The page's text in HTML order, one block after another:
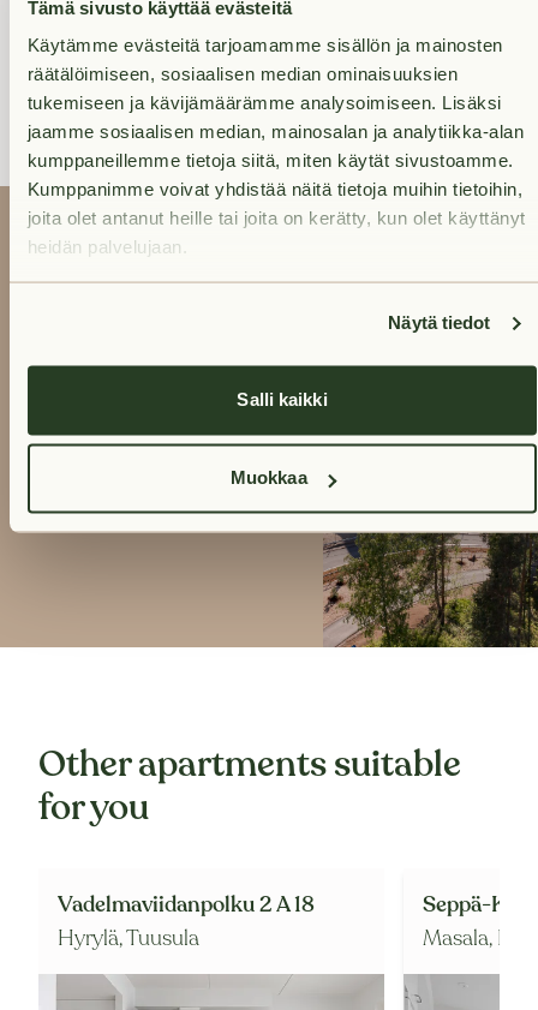
Tämä sivusto käyttää evästeitä
Käytämme evästeitä tarjoamamme sisällön ja mainosten
räätälöimiseen, sosiaalisen median ominaisuuksien
tukemiseen ja kävijämäärämme analysoimiseen. Lisäksi
jaamme sosiaalisen median, mainosalan ja analytiikka-alan
kumppaneillemme tietoja siitä, miten käytät sivustoamme.
Kumppanimme voivat yhdistää näitä tietoja muihin tietoihin,
joita olet antanut heille tai joita on kerätty, kun olet käyttänyt
heidän palvelujaan.
Näytä tiedot
Salli kaikki
Muokkaa
+358400212780
from 9 a.m. to 4 p.m)
Tuusulan
apartments
Other apartments suitable
for you
Vadelmaviidanpolku 2 A 18
Hyrylä,Tuusula
Seppä-
Masala,